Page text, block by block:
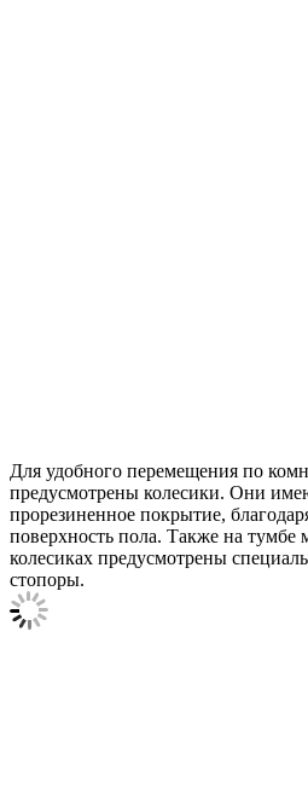
Для удобного перемещения по
предусмотрены колесики. Они
прорезиненное покрытие,
поверхность пола. Также на тумбе
колесиках предусмотрены
стопоры.